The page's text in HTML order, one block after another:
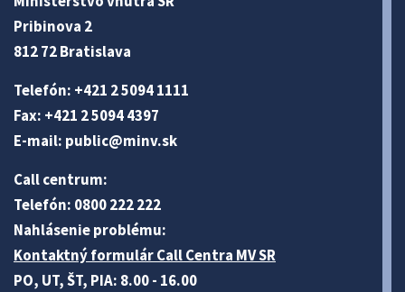
Pribinova 2
812 72 Bratislava
Telefón: +421 2 5094 1111
Fax: +421 2 5094 4397
E-mail: public@minv.sk
Call centrum:
Telefón: 0800 222 222
Nahlásenie problému:
Kontaktný formulár Call Centra MV SR
PO, UT, ŠT, PIA: 8.00 - 16.00